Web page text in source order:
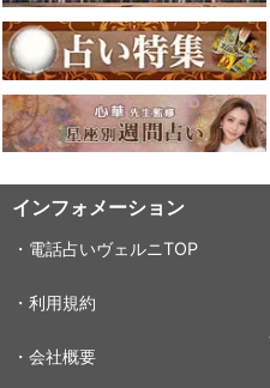
インフォメーション
・電話占いヴェルニTOP
・利用規約
・会社概要